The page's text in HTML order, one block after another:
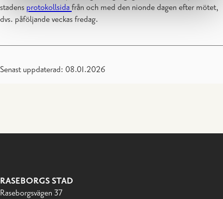
stadens protokollsida från och med den nionde dagen efter mötet,
dvs. påföljande veckas fredag.
Senast uppdaterad: 08.01.2026
RASEBORGS STAD
Raseborgsvägen 37